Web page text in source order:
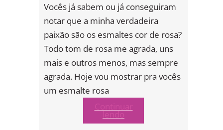
Vocês já sabem ou já conseguiram
notar que a minha verdadeira
paixão são os esmaltes cor de rosa?
Todo tom de rosa me agrada, uns
mais e outros menos, mas sempre
agrada. Hoje vou mostrar pra vocês
um esmalte rosa
lendo